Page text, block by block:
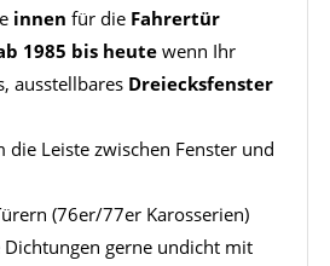
innen für die Fahrertür
1985 bis heutewenn Ihr
ausstellbares Dreiecksfenster
die Leiste zwischen Fenster und
(76er/77er Karosserien)
gerne undicht mit